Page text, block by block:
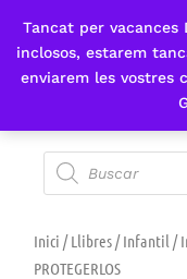
Tancat per vacances
inclosos, estarem
enviarem les vostres
Fes-te'n
Inici /Llibres/Infantil /
PROTEGERLOS